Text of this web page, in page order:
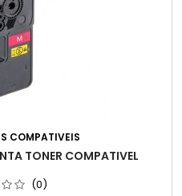
COMPATIVEIS
TONER COMPATIVEL
(0)